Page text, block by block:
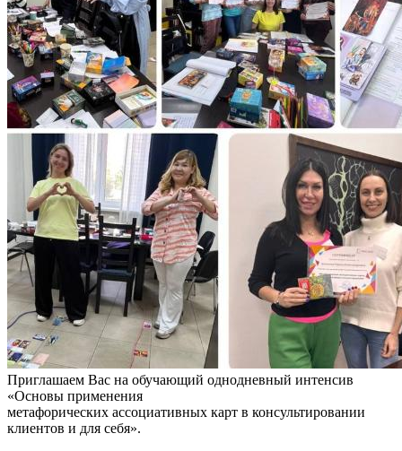
Приглашаем Вас на обучающий однодневный интенсив
«Основы применения
метафорических ассоциативных карт в консультировании
клиентов и для себя».